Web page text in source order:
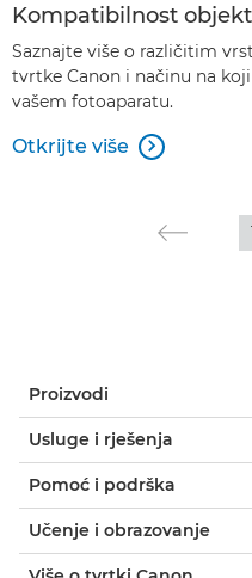
Kompatibilnost
Saznajte više o različitim
tvrtke Canon i načinu na
vašem fotoaparatu.
Otkrijte više 
Proizvodi
Usluge i rješenja
Pomoć i podrška
Učenje i obrazovanje